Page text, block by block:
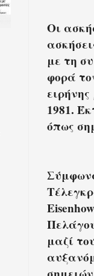
Οι
με τη
φορά
1981.
όπως
μαζί